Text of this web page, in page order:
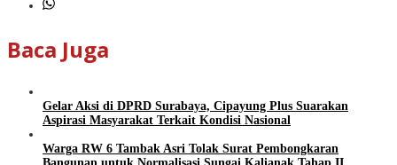
Baca Juga
Gelar Aksi di DPRD Surabaya, Cipayung Plus Suarakan
Aspirasi Masyarakat Terkait Kondisi Nasional
Warga RW 6 Tambak Asri Tolak Surat Pembongkaran